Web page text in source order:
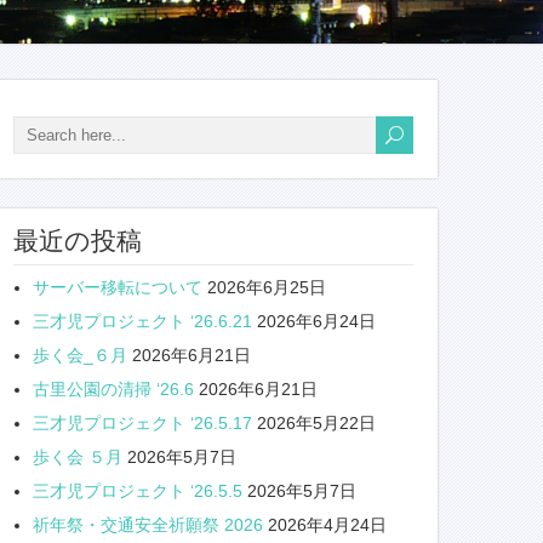
最近の投稿
サーバー移転について 2026年6月25日
三才児プロジェクト ‘26.6.21 2026年6月24日
歩く会_６月 2026年6月21日
古里公園の清掃 ‘26.6 2026年6月21日
三才児プロジェクト ‘26.5.17 2026年5月22日
歩く会 ５月 2026年5月7日
三才児プロジェクト ‘26.5.5 2026年5月7日
祈年祭・交通安全祈願祭 2026 2026年4月24日